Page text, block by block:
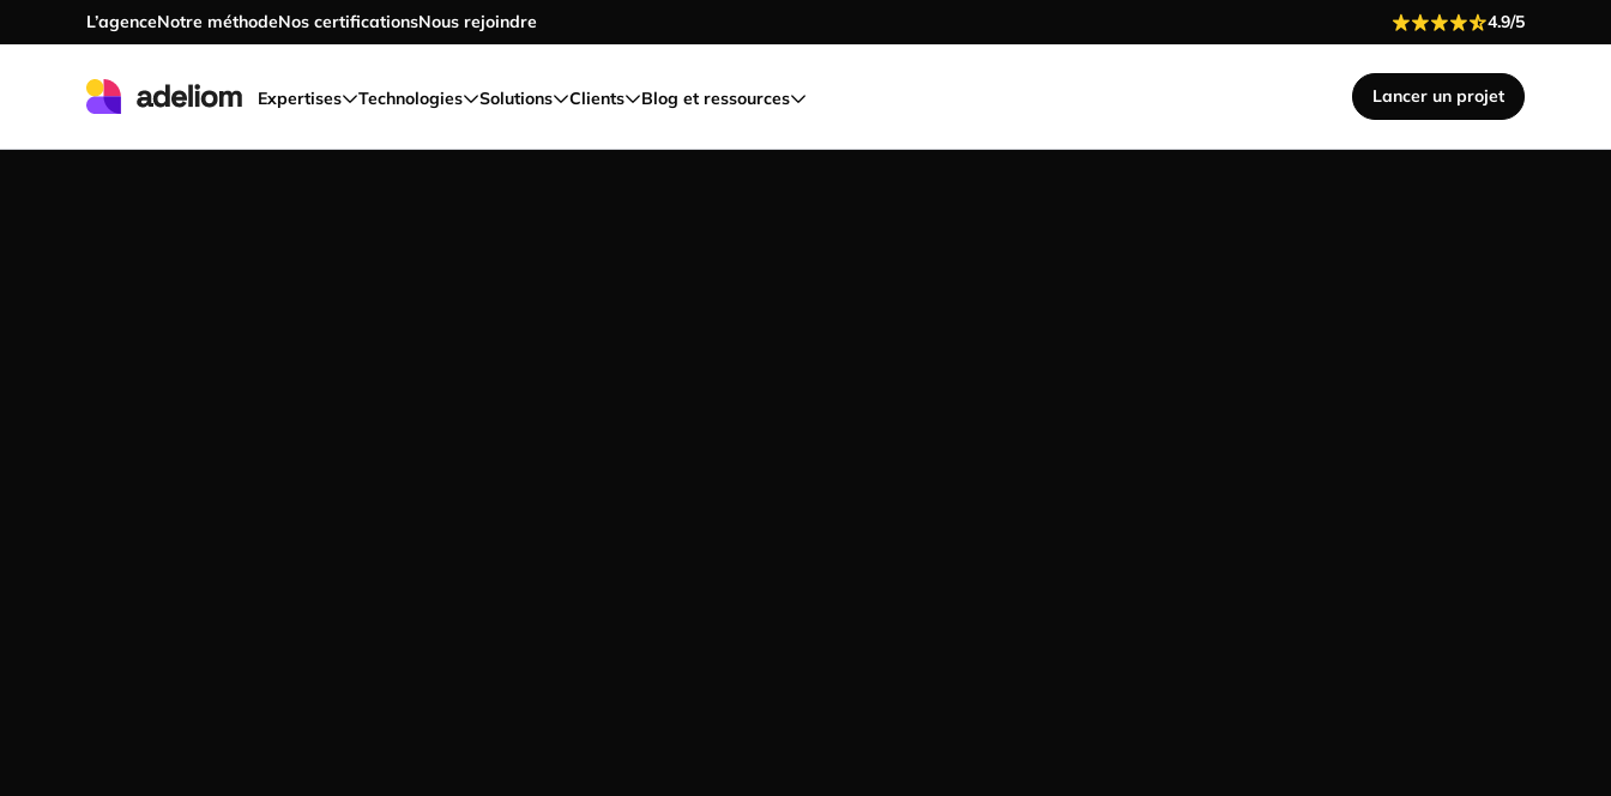
Accéder au contenu principal
L’agenceNotre méthodeNos certificationsNous rejoindre 4.9/5
Expertises Technologies Solutions Clients Blog et ressources Lancer un projet